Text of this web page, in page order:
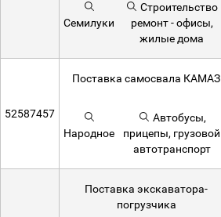
Семилуки
Строительство
ремонт - офисы,
жилые дома
52587457
Поставка самосвала КАМАЗ
Народное
Автобусы,
прицепы, грузовой
автотранспорт
Поставка экскаватора-
погрузчика